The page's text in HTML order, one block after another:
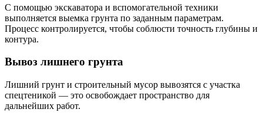
С помощью экскаватора и вспомогательной техники
выполняется выемка грунта по заданным параметрам.
Процесс контролируется, чтобы соблюсти точность глубины и
контура.
Вывоз лишнего грунта
Лишний грунт и строительный мусор вывозятся с участка
спецтеникой — это освобождает пространство для
дальнейших работ.